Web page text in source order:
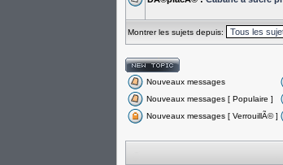
Montrer les sujets depuis:
Nouveaux messages
Nouveaux messages [ Populaire ]
Nouveaux messages [ VerrouillÃ© ]